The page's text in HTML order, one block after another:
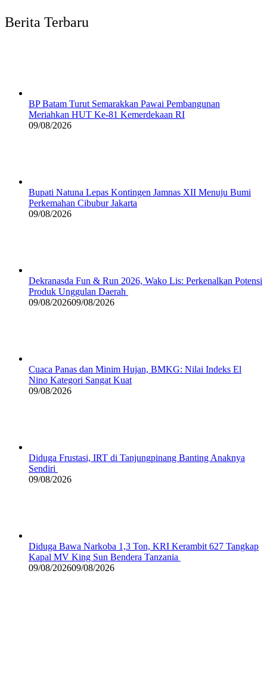
Berita Terbaru
BP Batam Turut Semarakkan Pawai Pembangunan
Meriahkan HUT Ke-81 Kemerdekaan RI
09/08/2026
Bupati Natuna Lepas Kontingen Jamnas XII Menuju Bumi
Perkemahan Cibubur Jakarta
09/08/2026
Dekranasda Fun & Run 2026, Wako Lis: Perkenalkan Potensi
Produk Unggulan Daerah
09/08/202609/08/2026
Cuaca Panas dan Minim Hujan, BMKG: Nilai Indeks El
Nino Kategori Sangat Kuat
09/08/2026
Diduga Frustasi, IRT di Tanjungpinang Banting Anaknya
Sendiri
09/08/2026
Diduga Bawa Narkoba 1,3 Ton, KRI Kerambit 627 Tangkap
Kapal MV King Sun Bendera Tanzania
09/08/202609/08/2026